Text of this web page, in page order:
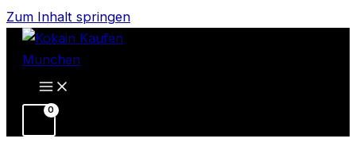
Zum Inhalt springen